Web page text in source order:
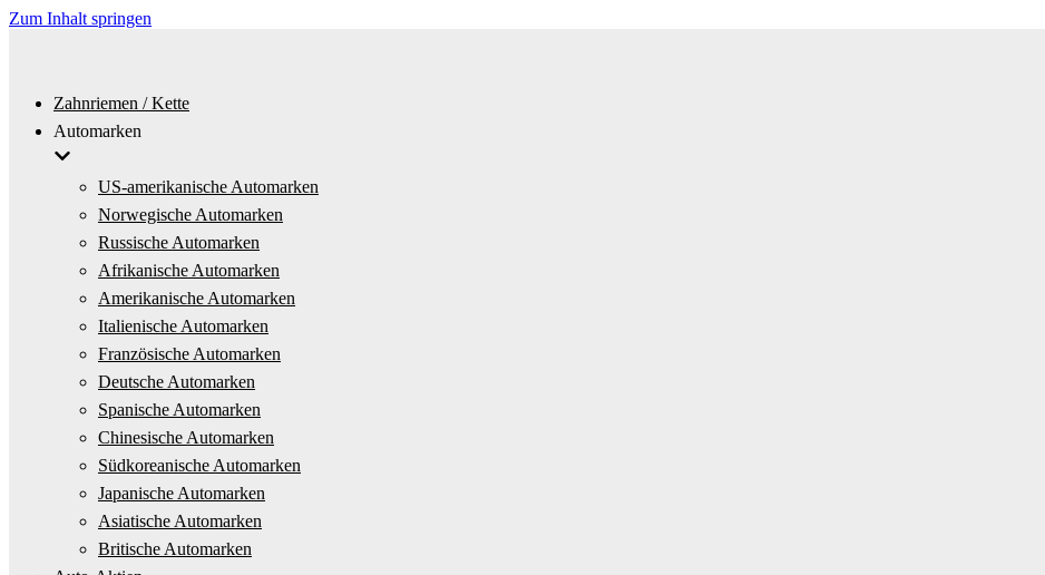
Zum Inhalt springen
Zahnriemen / Kette
Automarken
US-amerikanische Automarken
Norwegische Automarken
Russische Automarken
Afrikanische Automarken
Amerikanische Automarken
Italienische Automarken
Französische Automarken
Deutsche Automarken
Spanische Automarken
Chinesische Automarken
Südkoreanische Automarken
Japanische Automarken
Asiatische Automarken
Britische Automarken